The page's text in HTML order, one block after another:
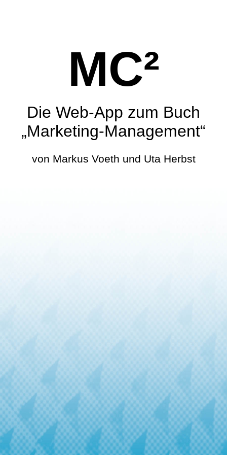
MC²
Die Web-App zum Buch
„Marketing-Management“
von Markus Voeth und Uta Herbst